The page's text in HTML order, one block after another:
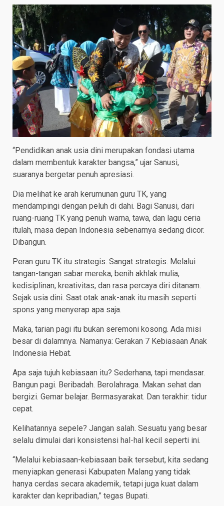
“Pendidikan anak usia dini merupakan fondasi utama
dalam membentuk karakter bangsa,” ujar Sanusi,
suaranya bergetar penuh apresiasi.
Dia melihat ke arah kerumunan guru TK, yang
mendampingi dengan peluh di dahi. Bagi Sanusi, dari
ruang-ruang TK yang penuh warna, tawa, dan lagu ceria
itulah, masa depan Indonesia sebenarnya sedang dicor.
Dibangun.
Peran guru TK itu strategis. Sangat strategis. Melalui
tangan-tangan sabar mereka, benih akhlak mulia,
kedisiplinan, kreativitas, dan rasa percaya diri ditanam.
Sejak usia dini. Saat otak anak-anak itu masih seperti
spons yang menyerap apa saja.
Maka, tarian pagi itu bukan seremoni kosong. Ada misi
besar di dalamnya. Namanya: Gerakan 7 Kebiasaan Anak
Indonesia Hebat.
Apa saja tujuh kebiasaan itu? Sederhana, tapi mendasar.
Bangun pagi. Beribadah. Berolahraga. Makan sehat dan
bergizi. Gemar belajar. Bermasyarakat. Dan terakhir: tidur
cepat.
Kelihatannya sepele? Jangan salah. Sesuatu yang besar
selalu dimulai dari konsistensi hal-hal kecil seperti ini.
“Melalui kebiasaan-kebiasaan baik tersebut, kita sedang
menyiapkan generasi Kabupaten Malang yang tidak
hanya cerdas secara akademik, tetapi juga kuat dalam
karakter dan kepribadian,” tegas Bupati.